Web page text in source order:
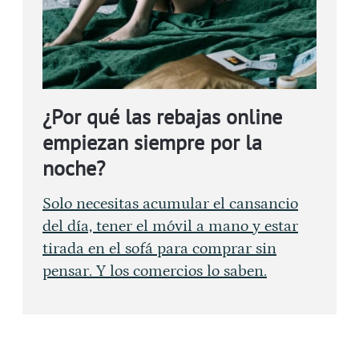
¿Por qué las rebajas online
empiezan siempre por la
noche?
Solo necesitas acumular el cansancio
del día, tener el móvil a mano y estar
tirada en el sofá para comprar sin
pensar. Y los comercios lo saben.